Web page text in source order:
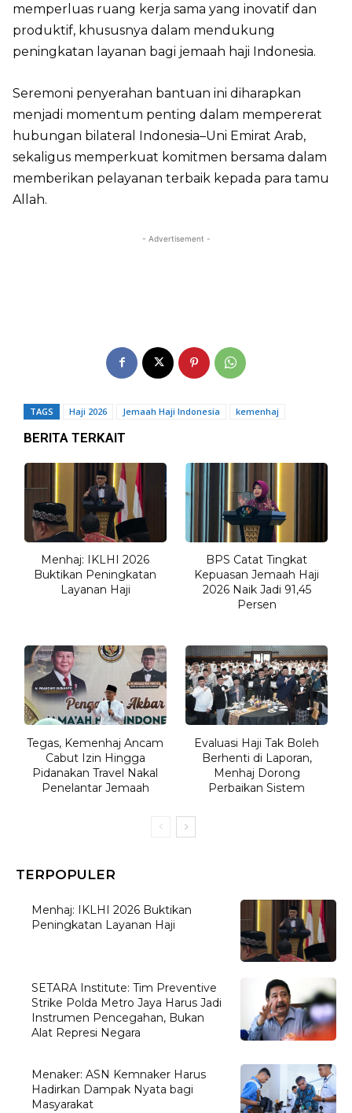
memperluas ruang kerja sama yang inovatif dan
produktif, khususnya dalam mendukung
peningkatan layanan bagi jemaah haji Indonesia.
Seremoni penyerahan bantuan ini diharapkan
menjadi momentum penting dalam mempererat
hubungan bilateral Indonesia–Uni Emirat Arab,
sekaligus memperkuat komitmen bersama dalam
memberikan pelayanan terbaik kepada para tamu
Allah.
- Advertisement -
TAGS Haji 2026 Jemaah Haji Indonesia kemenhaj
BERITA TERKAIT
Menhaj: IKLHI 2026
Buktikan Peningkatan
Layanan Haji
BPS Catat Tingkat
Kepuasan Jemaah Haji
2026 Naik Jadi 91,45
Persen
Tegas, Kemenhaj Ancam
Cabut Izin Hingga
Pidanakan Travel Nakal
Penelantar Jemaah
Evaluasi Haji Tak Boleh
Berhenti di Laporan,
Menhaj Dorong
Perbaikan Sistem
TERPOPULER
Menhaj: IKLHI 2026 Buktikan
Peningkatan Layanan Haji
SETARA Institute: Tim Preventive
Strike Polda Metro Jaya Harus Jadi
Instrumen Pencegahan, Bukan
Alat Represi Negara
Menaker: ASN Kemnaker Harus
Hadirkan Dampak Nyata bagi
Masyarakat